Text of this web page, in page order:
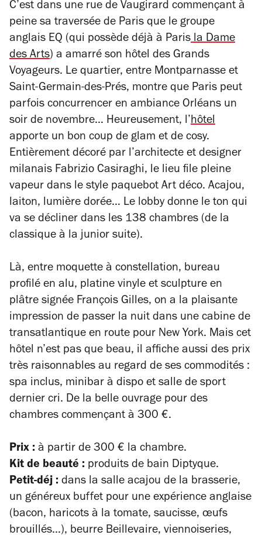
C’est dans une rue de Vaugirard commençant à
peine sa traversée de Paris que le groupe
anglais EQ (qui possède déjà à Paris la Dame
des Arts) a amarré son hôtel des Grands
Voyageurs. Le quartier, entre Montparnasse et
Saint-Germain-des-Prés, montre que Paris peut
parfois concurrencer en ambiance Orléans un
soir de novembre… Heureusement, l’hôtel
apporte un bon coup de glam et de cosy.
Entièrement décoré par l’architecte et designer
milanais Fabrizio Casiraghi, le lieu file pleine
vapeur dans le style paquebot Art déco. Acajou,
laiton, lumière dorée… Le lobby donne le ton qui
va se décliner dans les 138 chambres (de la
classique à la junior suite).
Là, entre moquette à constellation, bureau
profilé en alu, platine vinyle et sculpture en
plâtre signée François Gilles, on a la plaisante
impression de passer la nuit dans une cabine de
transatlantique en route pour New York. Mais cet
hôtel n’est pas que beau, il affiche aussi des prix
très raisonnables au regard de ses commodités :
spa inclus, minibar à dispo et salle de sport
dernier cri. De la belle ouvrage pour des
chambres commençant à 300 €.
Prix : à partir de 300 € la chambre.
Kit de beauté : produits de bain Diptyque.
Petit-déj : dans la salle acajou de la brasserie,
un généreux buffet pour une expérience anglaise
(bacon, haricots à la tomate, saucisse, œufs
brouillés…), beurre Beillevaire, viennoiseries,